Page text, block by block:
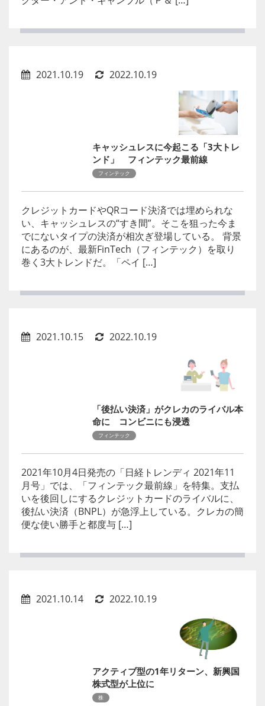
2021.10.19 2022.10.19
キャッシュレスに今起こる「3大トレ
ンド」 フィンテック最前線
フィンテック
クレジットカードやQRコード決済では埋められな
い、キャッシュレスの“すき間”。そこを狙った今ま
でにないタイプの決済が相次ぎ登場している。 背景
にあるのが、最新FinTech（フィンテック）を取り
巻く3大トレンドだ。「ペイ […]
2021.10.15 2022.10.19
「後払い決済」がクレカのライバル本
命に コンビニにも浸透
フィンテック
2021年10月4日発売の「日経トレンディ 2021年11
月号」では、「フィンテック最前線」を特集。支払
いを後回しにするクレジットカードのライバルに、
後払い決済（BNPL）が急浮上している。クレカの簡
便な使い勝手と都度与 […]
2021.10.14 2022.10.19
アクティブ型の1年リターン、新興国
株式型が上位に
株